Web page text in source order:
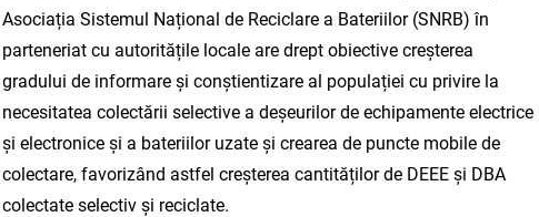
Asociația Sistemul Național de Reciclare a Bateriilor (SNRB) în
parteneriat cu autoritățile locale are drept obiective creșterea
gradului de informare și conștientizare al populației cu privire la
necesitatea colectării selective a deșeurilor de echipamente electrice
și electronice și a bateriilor uzate și crearea de puncte mobile de
colectare, favorizând astfel creșterea cantităților de DEEE și DBA
colectate selectiv și reciclate.